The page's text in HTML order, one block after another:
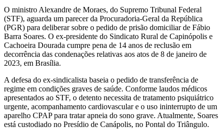
O ministro Alexandre de Moraes, do Supremo Tribunal Federal
(STF), aguarda um parecer da Procuradoria-Geral da República
(PGR) para deliberar sobre o pedido de prisão domiciliar de Fábio
Barra Soares. O ex-presidente do Sindicato Rural de Capinópolis e
Cachoeira Dourada cumpre pena de 14 anos de reclusão em
decorrência das condenações relativas aos atos de 8 de janeiro de
2023, em Brasília.
A defesa do ex-sindicalista baseia o pedido de transferência de
regime em condições graves de saúde. Conforme laudos médicos
apresentados ao STF, o detento necessita de tratamento psiquiátrico
urgente, acompanhamento cardiovascular e o uso ininterrupto de um
aparelho CPAP para tratar apneia do sono grave. Atualmente, Soares
está custodiado no Presídio de Canápolis, no Pontal do Triângulo.